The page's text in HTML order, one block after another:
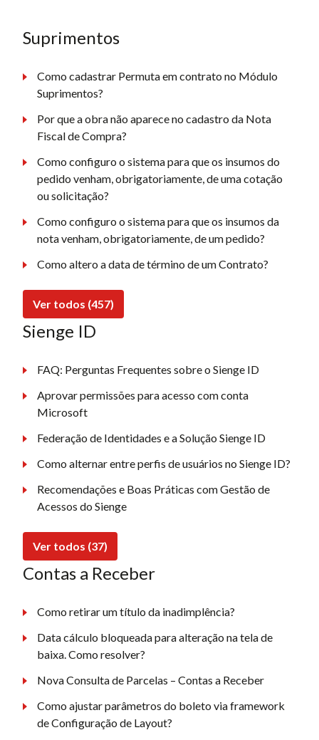
Suprimentos
Como cadastrar Permuta em contrato no Módulo
Suprimentos?
Por que a obra não aparece no cadastro da Nota
Fiscal de Compra?
Como configuro o sistema para que os insumos do
pedido venham, obrigatoriamente, de uma cotação
ou solicitação?
Como configuro o sistema para que os insumos da
nota venham, obrigatoriamente, de um pedido?
Como altero a data de término de um Contrato?
Ver todos (457)
Sienge ID
FAQ: Perguntas Frequentes sobre o Sienge ID
Aprovar permissões para acesso com conta
Microsoft
Federação de Identidades e a Solução Sienge ID
Como alternar entre perfis de usuários no Sienge ID?
Recomendações e Boas Práticas com Gestão de
Acessos do Sienge
Ver todos (37)
Contas a Receber
Como retirar um título da inadimplência?
Data cálculo bloqueada para alteração na tela de
baixa. Como resolver?
Nova Consulta de Parcelas – Contas a Receber
Como ajustar parâmetros do boleto via framework
de Configuração de Layout?